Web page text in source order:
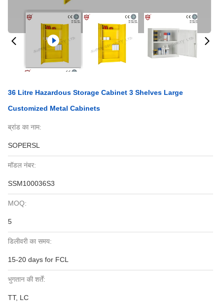
36 Litre Hazardous Storage Cabinet 3 Shelves Large
Customized Metal Cabinets
ब्रांड का नाम:
SOPERSL
मॉडल नंबर:
SSM100036S3
MOQ:
5
डिलीवरी का समय:
15-20 days for FCL
भुगतान की शर्तें:
TT, LC